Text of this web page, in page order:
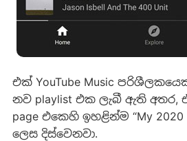
එක් YouTube Music
නව playlist එක ලැබී ඇති අතර,
page එකෙහි ඉහළින්ම “My 2020
ලෙස දිස්වෙනවා.